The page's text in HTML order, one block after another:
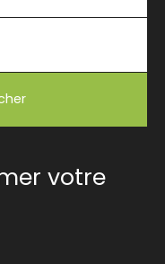
votre